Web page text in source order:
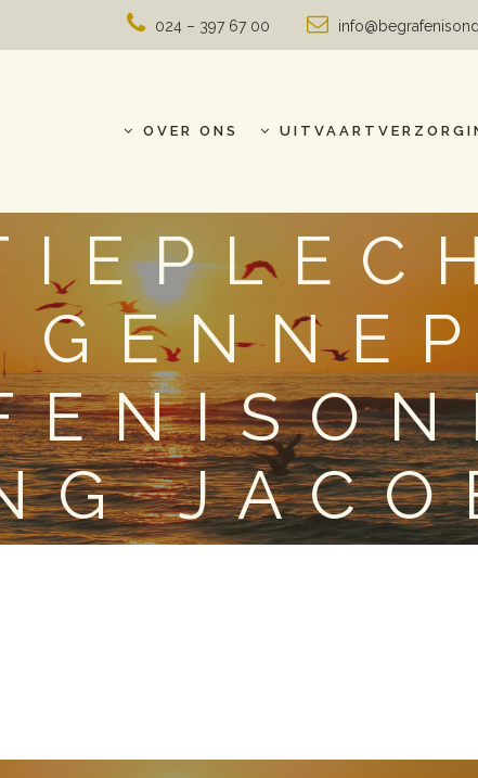
024 – 397 67 00
OVER ONS